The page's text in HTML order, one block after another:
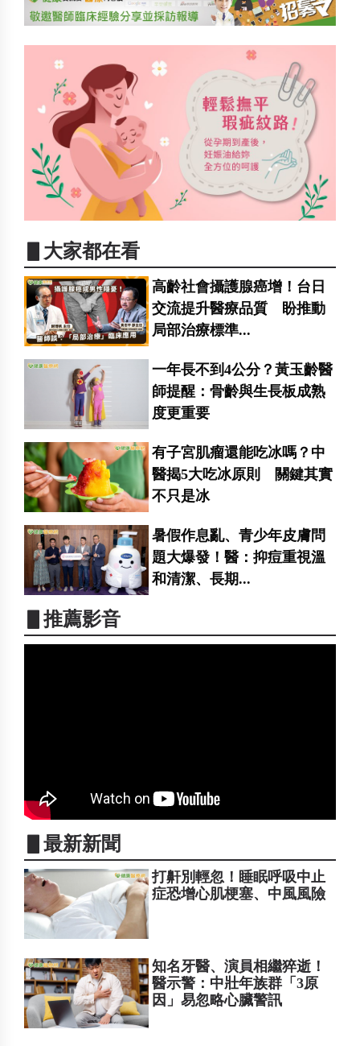
▋大家都在看
高齡社會攝護腺癌增！台日
交流提升醫療品質 盼推動
局部治療標準...
一年長不到4公分？黃玉齡醫
師提醒：骨齡與生長板成熟
度更重要
有子宮肌瘤還能吃冰嗎？中
醫揭5大吃冰原則 關鍵其實
不只是冰
暑假作息亂、青少年皮膚問
題大爆發！醫：抑痘重視溫
和清潔、長期...
▋推薦影音
▋最新新聞
打鼾別輕忽！睡眠呼吸中止
症恐增心肌梗塞、中風風險
知名牙醫、演員相繼猝逝！
醫示警：中壯年族群「3原
因」易忽略心臟警訊